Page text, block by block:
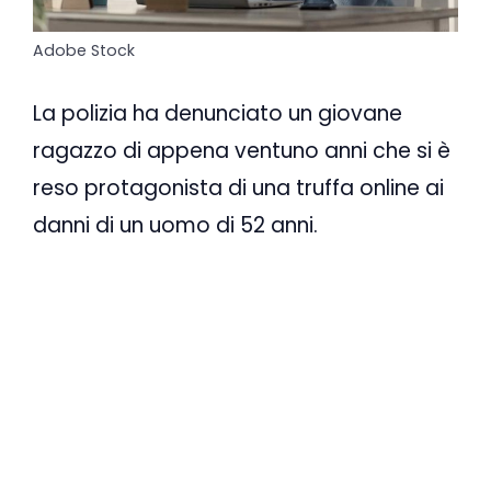
Adobe Stock
La polizia ha denunciato un giovane
ragazzo di appena ventuno anni che si è
reso protagonista di una truffa online ai
danni di un uomo di 52 anni.